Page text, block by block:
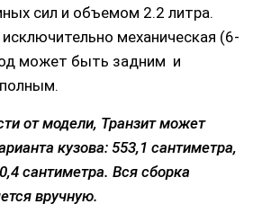
сил и объемом 2.2 литра.
механическая (6-
может быть задним и
от модели, Транзит может
кузова: 553,1 сантиметра,
сантиметра. Вся сборка
вручную.